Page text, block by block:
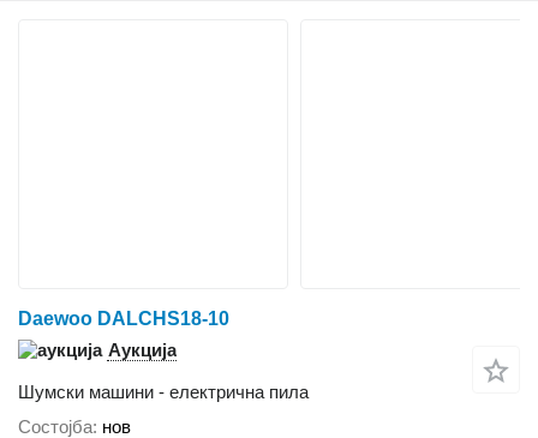
Daewoo DALCHS18-10
Аукција
Шумски машини - електрична пила
Состојба нов